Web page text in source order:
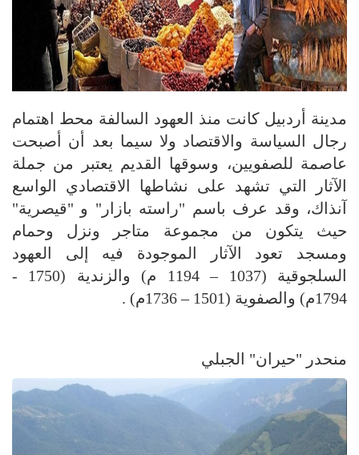
مدينة أردبيل كانت منذ العهود السالفة محط اهتمام
رجال السياسة والاقتصاد ولا سيما بعد أن أصبحت
عاصمة للصفويين، وسوقها القديم يعتبر من جملة
الآثار التي تشهد على نشاطها الاقتصادي الواسع
آنذاك، وقد عرف باسم "راسته بازار" و "قيصرية"
حيث يتكون من مجموعة متاجر ونزل وحمام
ومسجد تعود الآثار الموجودة فيه إلى العهود
السلجوقية (1037 – 1194 م) والزندية (1750 -
1794م) والصفوية (1501 – 1736م) .
منحدر "حيران" الجبلي